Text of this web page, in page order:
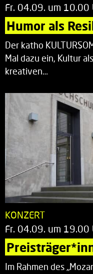
Fr. 04.09. um 10.00
Humor als
Der katho
Mal dazu ein, Kultur
kreativen…
KONZERT
Fr. 04.09. um 19.00
Im Rahmen des